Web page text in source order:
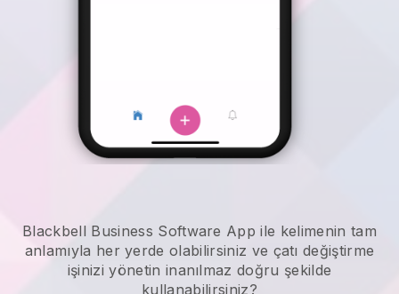
Blackbell Business Software App ile kelimenin tam
anlamıyla her yerde olabilirsiniz ve çatı değiştirme
işinizi yönetin inanılmaz doğru şekilde
kullanabilirsiniz?